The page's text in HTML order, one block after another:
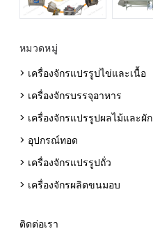
หมวดหมู่
> เครื่องจักรแปรรูปไข่และเนื้อ
> เครื่องจักรบรรจุอาหาร
> เครื่องจักรแปรรูปผลไม้และผัก
> อุปกรณ์ทอด
> เครื่องจักรแปรรูปถั่ว
> เครื่องจักรผลิตขนมอบ
ติดต่อเรา